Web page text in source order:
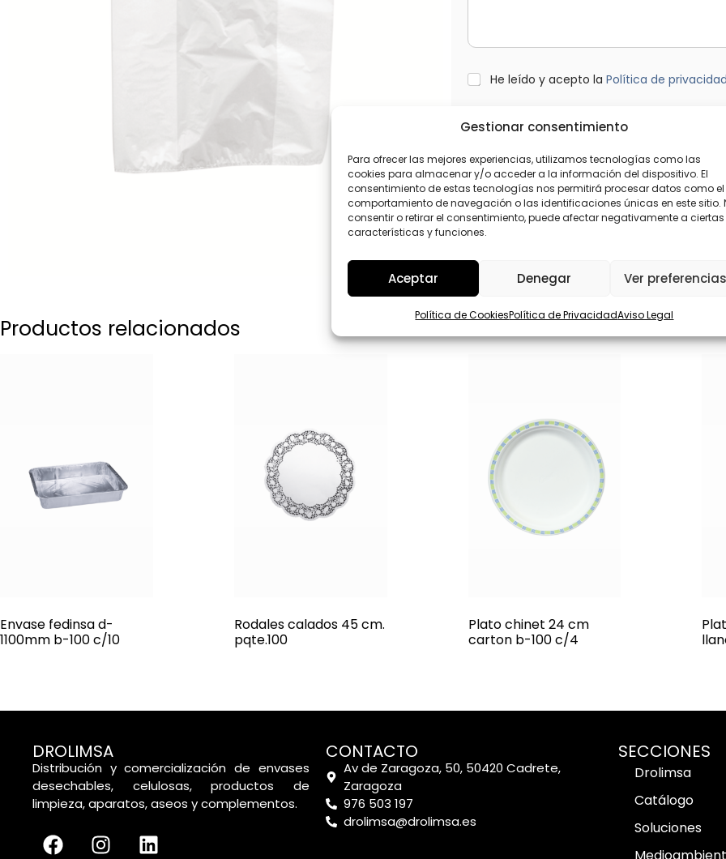
Gestionar consentimiento
Para ofrecer las mejores experiencias, utilizamos tecnologías como las
cookies para almacenar y/o acceder a la información del dispositivo. El
consentimiento de estas tecnologías nos permitirá procesar datos como el
comportamiento de navegación o las identificaciones únicas en este sitio.
consentir o retirar el consentimiento, puede afectar negativamente a ciertas
características y funciones.
Aceptar Denegar Ver
Política de CookiesPolítica de PrivacidadAviso Legal
i
e
ñ
L
D
*
He leído y acepto la Política de
Productos relacionados
Envase fedinsa d-
1100mm b-100 c/10
Rodales calados 45 cm.
pqte.100
Plato chinet 24 cm
carton b-100 c/4
DROLIMSA
Distribución y comercialización de envases
desechables, celulosas, productos de
limpieza, aparatos, aseos y complementos.
CONTACTO
Av de Zaragoza, 50, 50420 Cadrete,
Zaragoza
976 503 197
drolimsa@drolimsa.es
SECCIONES
Drolimsa
Catálogo
Soluciones